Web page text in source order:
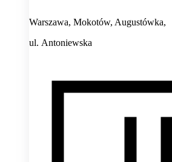
Warszawa, Mokotów, Augustówka,
ul. Antoniewska